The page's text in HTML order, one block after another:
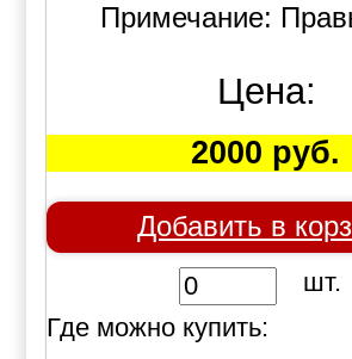
Примечание:
Цена:
2000 руб.
Добавить в
шт.
Где можно купить: